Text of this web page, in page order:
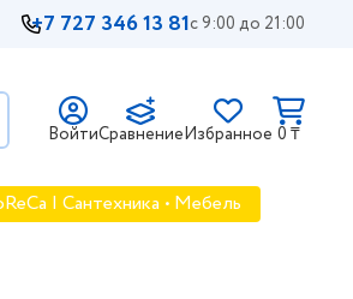
+7 727 346 13 81с 9:00 до 21:00
ВойтиСравнениеИзбранное 0 ₸
| Сантехника • Мебель